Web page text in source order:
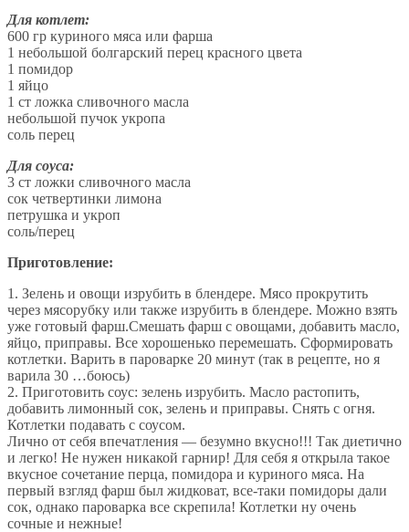
Для котлет:
600 гр куриного мяса или фарша
1 небольшой болгарский перец красного цвета
1 помидор
1 яйцо
1 ст ложка сливочного масла
небольшой пучок укропа
соль перец
Для соуса:
3 ст ложки сливочного масла
сок четвертинки лимона
петрушка и укроп
соль/перец
Приготовление:
1. Зелень и овощи изрубить в блендере. Мясо прокрутить
через мясорубку или также изрубить в блендере. Можно взять
уже готовый фарш.Смешать фарш с овощами, добавить масло,
яйцо, приправы. Все хорошенько перемешать. Сформировать
котлетки. Варить в пароварке 20 минут (так в рецепте, но я
варила 30 …боюсь)
2. Приготовить соус: зелень изрубить. Масло растопить,
добавить лимонный сок, зелень и приправы. Снять с огня.
Котлетки подавать с соусом.
Лично от себя впечатления — безумно вкусно!!! Так диетично
и легко! Не нужен никакой гарнир! Для себя я открыла такое
вкусное сочетание перца, помидора и куриного мяса. На
первый взгляд фарш был жидковат, все-таки помидоры дали
сок, однако пароварка все скрепила! Котлетки ну очень
сочные и нежные!